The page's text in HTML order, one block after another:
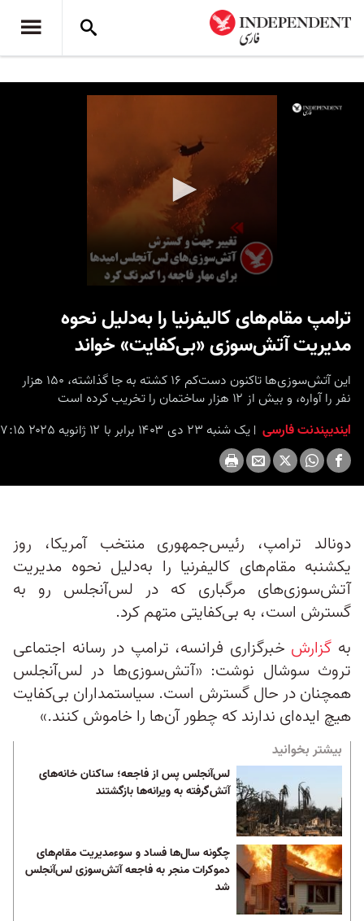
ترامپ مقام‌های کالیفرنیا را به‌دلیل نحوه
مدیریت آتش‌سوزی «بی‌کفایت» خواند
این آتش‌سوزی‌ها تاکنون دست‌کم ۱۶ کشته به جا گذاشته، ۱۵۰ هزار
نفر را آواره، و بیش از ۱۲ هزار ساختمان را تخریب کرده است
ایندیپندنت فارسی یک شنبه ۲۳ دی ۱۴۰۳ برابر با ۱۲ ژانویه ۲۰۲۵ ۱۷:۱۵
دونالد ترامپ، رئیس‌جمهوری منتخب آمریکا، روز
یکشنبه مقام‌های کالیفرنیا را به‌دلیل نحوه مدیریت
آتش‌سوزی‌های مرگباری که در لس‌آنجلس رو به
گسترش است، به بی‌کفایتی متهم کرد.
به گزارش خبرگزاری فرانسه، ترامپ در رسانه اجتماعی
تروث سوشال نوشت: «آتش‌سوزی‌ها در لس‌آنجلس
همچنان در حال گسترش است. سیاستمداران بی‌کفایت
هیچ ایده‌ای ندارند که چطور آن‌ها را خاموش کنند.»
بیشتر بخوانید
لس‌آنجلس پس از فاجعه؛ ساکنان خانه‌های
آتش‌گرفته به ویرانه‌ها بازگشتند
چگونه سال‌ها فساد و سوء‌مدیریت مقام‌های
دموکرات منجر به فاجعه آتش‌سوزی لس‌آنجلس
شد